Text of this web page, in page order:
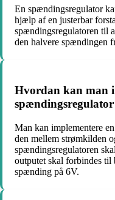
En spændingsregulator
hjælp af en justerbar
spændingsregulatoren til
den halvere spændingen
Hvordan kan man
Man kan implementere
den mellem strømkilden
spændingsregulatoren
outputet skal forbindes til
spænding på 6V.